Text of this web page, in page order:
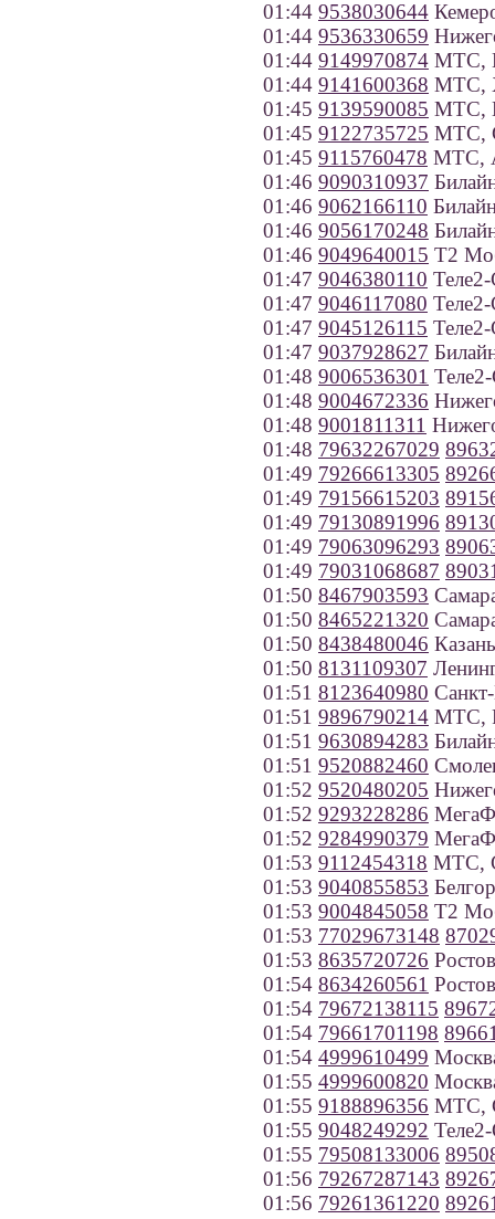
01:44 9538030644
01:44 9536330659
01:44 9149970874 МТС,
01:44 9141600368 МТС,
01:45 9139590085 МТС,
01:45 9122735725 МТС,
01:45 9115760478 МТС,
01:46 9090310937
01:46 9062166110
01:46 9056170248
01:46 9049640015 Т2
01:47 9046380110
01:47 9046117080
01:47 9045126115
01:47 9037928627
01:48 9006536301
01:48 9004672336
01:48 9001811311
01:48 79632267029
01:49 79266613305
01:49 79156615203
01:49 79130891996
01:49 79063096293
01:49 79031068687
01:50 8467903593
01:50 8465221320
01:50 8438480046 Казань
01:50 8131109307
01:51 8123640980
01:51 9896790214 МТС,
01:51 9630894283
01:51 9520882460
01:52 9520480205
01:52 9293228286
01:52 9284990379
01:53 9112454318 МТС,
01:53 9040855853
01:53 9004845058 Т2
01:53 77029673148
01:53 8635720726
01:54 8634260561
01:54 79672138115
01:54 79661701198
01:54 4999610499
01:55 4999600820
01:55 9188896356 МТС,
01:55 9048249292
01:55 79508133006
01:56 79267287143
01:56 79261361220